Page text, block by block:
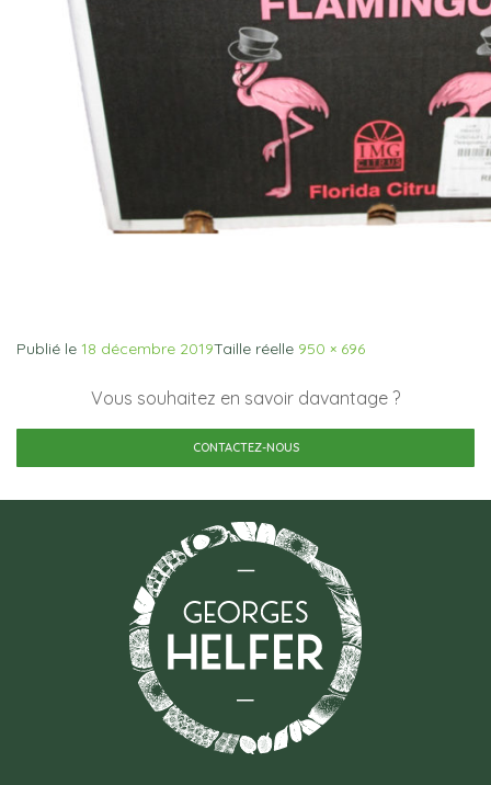
Publié le 18 décembre 2019Taille réelle 950 × 696
Vous souhaitez en savoir davantage ?
CONTACTEZ-NOUS